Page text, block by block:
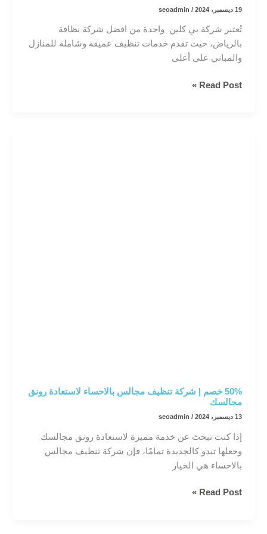
19 ديسمبر، 2024 /
seoadmin
تُعتبر شركة بي كلين واحدة من افضل شركة نظافة
بالرياض، حيث تقدم خدمات تنظيف عميقة وشاملة للمنازل
والمباني على أعلى
شركة
Read Post »
50% خصم | شركة تنظيف مجالس بالاحساء لاستعادة رونق
مجالسك
13 ديسمبر، 2024 /
seoadmin
إذا كنت تبحث عن خدمة مميزة لاستعادة رونق مجالسك
وجعلها تبدو كالجديدة تمامًا، فإن شركة تنظيف مجالس
بالاحساء هي الخيار
50%
Read Post »